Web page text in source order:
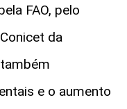
FAO, pelo
Conicet da
e o aumento